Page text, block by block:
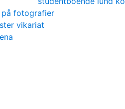
fotografier
vikariat